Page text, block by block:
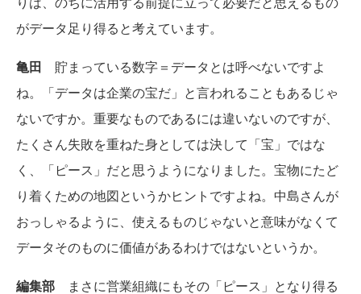
がデータ足り得ると考えています。
亀田 貯まっている数字＝データとは呼べないですよ
ね。「データは企業の宝だ」と言われることもあるじゃ
ないですか。重要なものであるには違いないのですが、
たくさん失敗を重ねた身としては決して「宝」ではな
く、「ピース」だと思うようになりました。宝物にたど
り着くための地図というかヒントですよね。中島さんが
おっしゃるように、使えるものじゃないと意味がなくて
データそのものに価値があるわけではないというか。
編集部 まさに営業組織にもその「ピース」となり得る